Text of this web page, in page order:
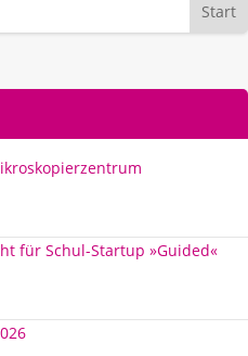
Start
für Schul-Startup »Guided«